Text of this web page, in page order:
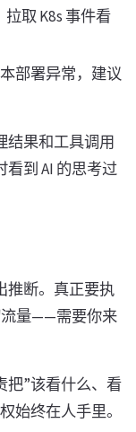
取 K8s 事件看
部署异常，建议
结果和工具调用
到 AI 的思考过
推断。真正要执
量——需要你来
把”该看什么、看
始终在人手里。